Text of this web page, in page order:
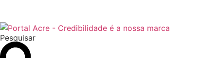
Pesquisar